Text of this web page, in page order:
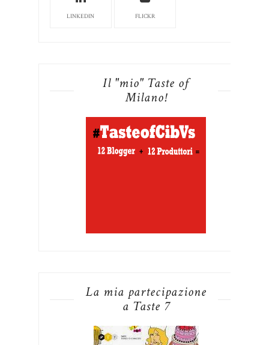
LINKEDIN FLICKR
Il "mio" Taste of
Milano!
La mia partecipazione
a Taste 7